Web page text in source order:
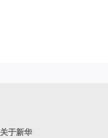
关于新华